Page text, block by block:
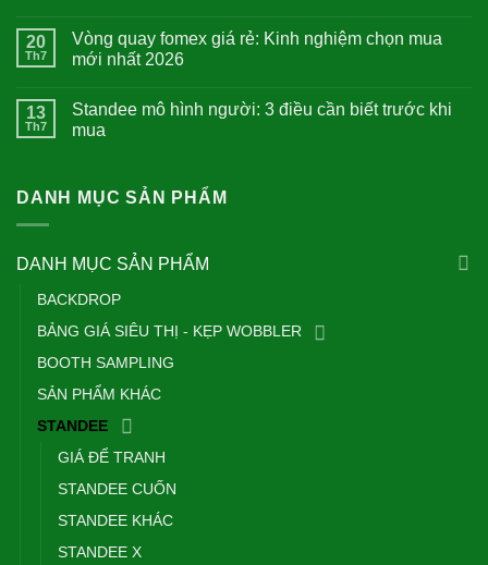
20
Th7
Vòng quay fomex giá rẻ: Kinh nghiệm chọn mua
mới nhất 2026
13
Th7
Standee mô hình người: 3 điều cần biết trước khi
mua
DANH MỤC SẢN PHẨM
DANH MỤC SẢN PHẨM
BACKDROP
BẢNG GIÁ SIÊU THỊ - KẸP WOBBLER
BOOTH SAMPLING
SẢN PHẨM KHÁC
STANDEE
GIÁ ĐỂ TRANH
STANDEE CUỐN
STANDEE KHÁC
STANDEE X